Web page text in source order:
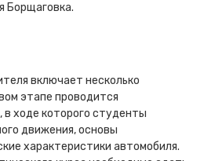
Борщаговка.
включает несколько
этапе проводится
в ходе которого студенты
движения, основы
характеристики автомобиля.